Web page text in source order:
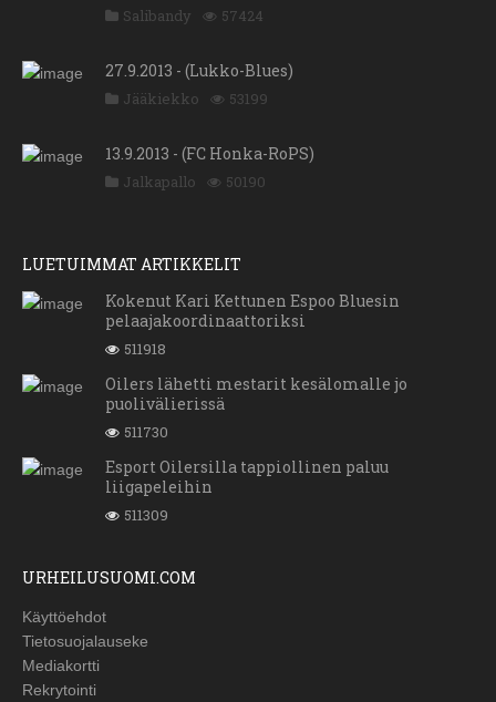
Salibandy 57424
27.9.2013 - (Lukko-Blues)
Jääkiekko 53199
13.9.2013 - (FC Honka-RoPS)
Jalkapallo 50190
LUETUIMMAT ARTIKKELIT
Kokenut Kari Kettunen Espoo Bluesin
pelaajakoordinaattoriksi
511918
Oilers lähetti mestarit kesälomalle jo
puolivälierissä
511730
Esport Oilersilla tappiollinen paluu
liigapeleihin
511309
URHEILUSUOMI.COM
Käyttöehdot
Tietosuojalauseke
Mediakortti
Rekrytointi